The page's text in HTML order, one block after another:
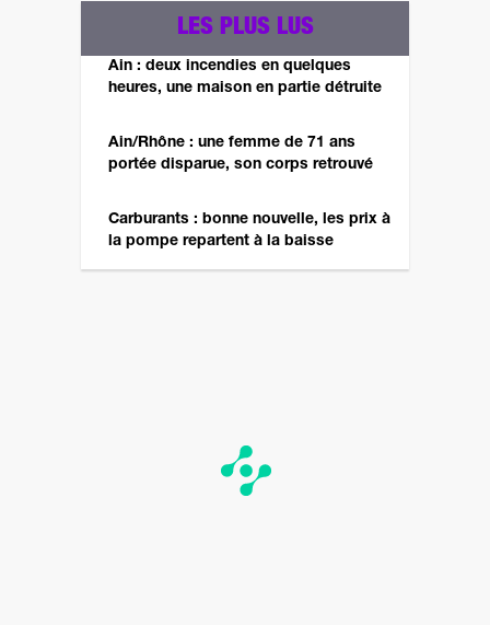
LES PLUS LUS
Ain : deux incendies en quelques
heures, une maison en partie détruite
Ain/Rhône : une femme de 71 ans
portée disparue, son corps retrouvé
Carburants : bonne nouvelle, les prix à
la pompe repartent à la baisse